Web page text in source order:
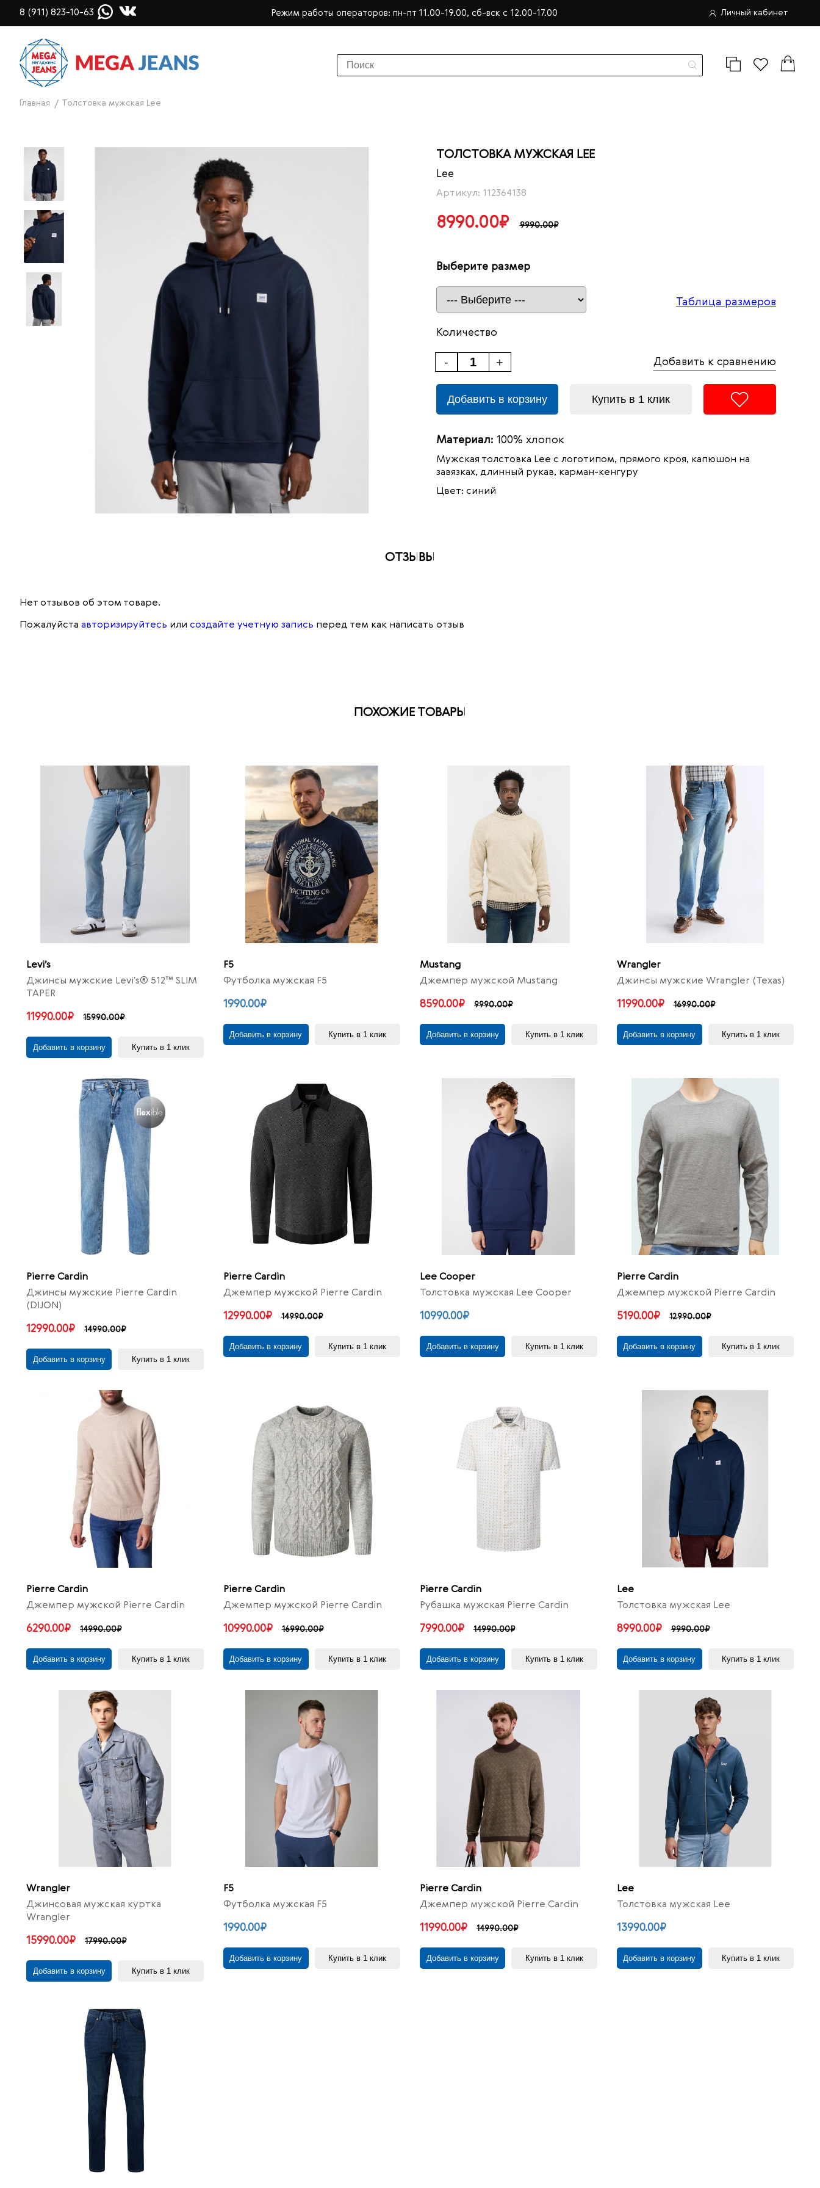
8 (911) 823-10-63 Режим работы операторов: пн-пт 11.00-19.00, сб-вск с 12.00-17.00 Личный кабинет
Главная Толстовка мужская Lee
ТОЛСТОВКА МУЖСКАЯ LEE
Lee
Артикул: 112364138
8990.00₽ 9990.00₽
Выберите размер
Таблица размеров
Количество
+
- Добавить к сравнению
Добавить в корзину Купить в 1 клик
Материал: 100% хлопок
Мужская толстовка Lee с логотипом, прямого кроя, капюшон на
завязках, длинный рукав, карман-кенгуру
Цвет: синий
ОТЗЫВЫ
Нет отзывов об этом товаре.
Пожалуйста авторизируйтесь или создайте учетную запись перед тем как написать отзыв
ПОХОЖИЕ ТОВАРЫ
Levi’s
Джинсы мужские Levi's® 512™ SLIM
TAPER
11990.00₽ 15990.00₽
Добавить в корзину Купить в 1 клик
F5
Футболка мужская F5
1990.00₽
Добавить в корзину Купить в 1 клик
Mustang
Джемпер мужской Mustang
8590.00₽ 9990.00₽
Добавить в корзину Купить в 1 клик
Wrangler
Джинсы мужские Wrangler (Texas)
11990.00₽ 16990.00₽
Добавить в корзину Купить в 1 клик
Pierre Cardin
Джинсы мужские Pierre Cardin
(DIJON)
12990.00₽ 14990.00₽
Добавить в корзину Купить в 1 клик
Pierre Cardin
Джемпер мужской Pierre Cardin
12990.00₽ 14990.00₽
Добавить в корзину Купить в 1 клик
Lee Cooper
Толстовка мужская Lee Cooper
10990.00₽
Добавить в корзину Купить в 1 клик
Pierre Cardin
Джемпер мужской Pierre Cardin
5190.00₽ 12990.00₽
Добавить в корзину Купить в 1 клик
Pierre Cardin
Джемпер мужской Pierre Cardin
6290.00₽ 14990.00₽
Добавить в корзину Купить в 1 клик
Pierre Cardin
Джемпер мужской Pierre Cardin
10990.00₽ 16990.00₽
Добавить в корзину Купить в 1 клик
Pierre Cardin
Рубашка мужская Pierre Cardin
7990.00₽ 14990.00₽
Добавить в корзину Купить в 1 клик
Lee
Толстовка мужская Lee
8990.00₽ 9990.00₽
Добавить в корзину Купить в 1 клик
Wrangler
Джинсовая мужская куртка
Wrangler
15990.00₽ 17990.00₽
Добавить в корзину Купить в 1 клик
F5
Футболка мужская F5
1990.00₽
Добавить в корзину Купить в 1 клик
Pierre Cardin
Джемпер мужской Pierre Cardin
11990.00₽ 14990.00₽
Добавить в корзину Купить в 1 клик
Lee
Толстовка мужская Lee
13990.00₽
Добавить в корзину Купить в 1 клик